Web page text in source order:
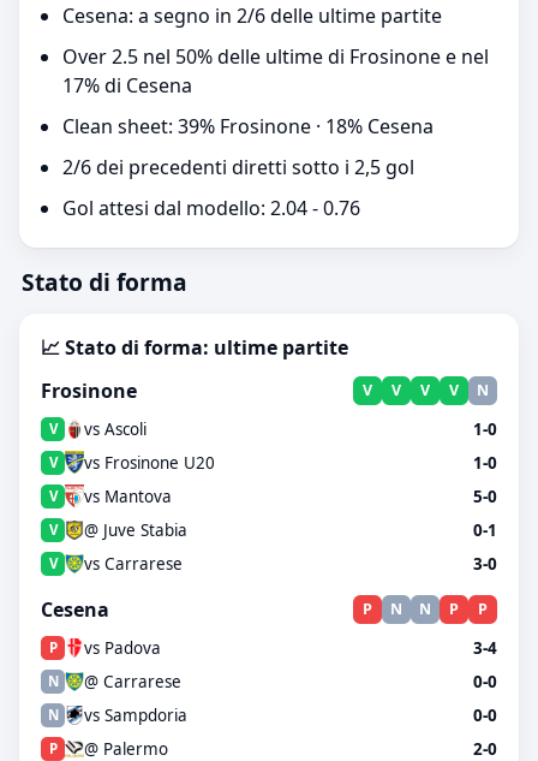
Cesena: a segno in 2/6 delle ultime partite
Over 2.5 nel 50% delle ultime di Frosinone e nel
17% di Cesena
Clean sheet: 39% Frosinone · 18% Cesena
2/6 dei precedenti diretti sotto i 2,5 gol
Gol attesi dal modello: 2.04 - 0.76
Stato di forma
📈 Stato di forma: ultime partite
Frosinone
V V V V N
V vs Ascoli 1-0
V vs Frosinone U20 1-0
V vs Mantova 5-0
V @ Juve Stabia 0-1
V vs Carrarese 3-0
Cesena P N N P P
P vs Padova 3-4
N @ Carrarese 0-0
N vs Sampdoria 0-0
P @ Palermo 2-0